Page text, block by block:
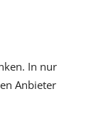
In nur
Anbieter